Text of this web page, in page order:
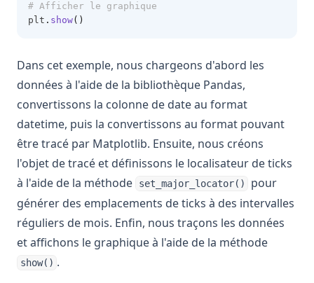
# Afficher le graphique
plt . show()
Dans cet exemple, nous chargeons d'abord les
données à l'aide de la bibliothèque Pandas,
convertissons la colonne de date au format
datetime, puis la convertissons au format pouvant
être tracé par Matplotlib. Ensuite, nous créons
l'objet de tracé et définissons le localisateur de ticks
à l'aide de la méthode
set_major_locator()
pour
générer des emplacements de ticks à des intervalles
réguliers de mois. Enfin, nous traçons les données
et affichons le graphique à l'aide de la méthode
show() .